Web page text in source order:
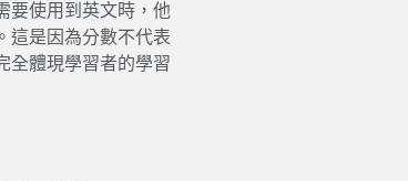
要使用到英文時，他
這是因為分數不代表
全體現學習者的學習